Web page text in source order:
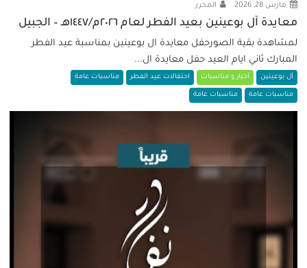
مارس 28, 2026 المحرر
معايدة آل بوعينين بعيد الفطر لعام ٢٠٢٦م/١٤٤٧هـ – الجبيل
لمشاهدة بقية الصورحفل معايدة ال بوعينين بمناسبة عيد الفطر
المبارك ثاني ايام العيد حفل معايدة ال...
آل بوعينين أخبار و مناسبات احتفالات عيد الفطر مناسبات عامة
مناسبات عامة مناسبات عامة